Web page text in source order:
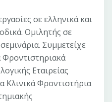
σε ελληνικά και
Ομιλητής σε
Συμμετείχε
Εταιρείας
Κλινικά Φροντιστήρια